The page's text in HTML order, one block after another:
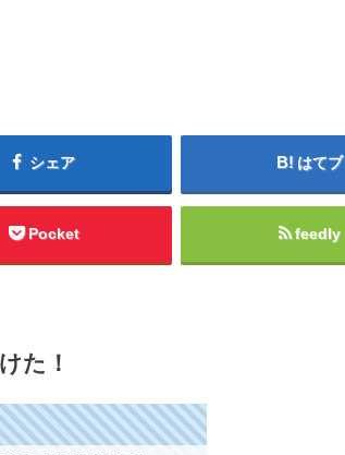
シェア はてブ
Pocket feedly
た！